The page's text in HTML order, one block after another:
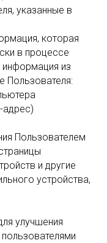
указанные в
которая
в процессе
информация из
Пользователя:
адрес)
Пользователем
и другие
устройства,
улучшения